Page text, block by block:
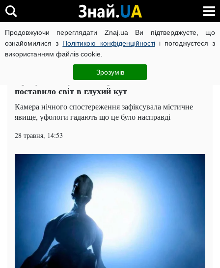
Продовжуючи переглядати Znaj.ua Ви підтверджуєте, що
ознайомилися з Політикою конфіденційностіі погоджуєтеся з
використанням файлів cookie.
Зрозумів
ВІЙНА РОСІЇ ПРОТИ УКРАЇНИ КОРОНАВІРУС В УКРАЇНІ
ЧИТАТЬ НА РУССКОМ
Прибулець, душа або привид: містичне явище
поставило світ в глухий кут
Камера нічного спостереження зафіксувала містичне
явище, уфологи гадають що це було насправді
28 травня, 14:53